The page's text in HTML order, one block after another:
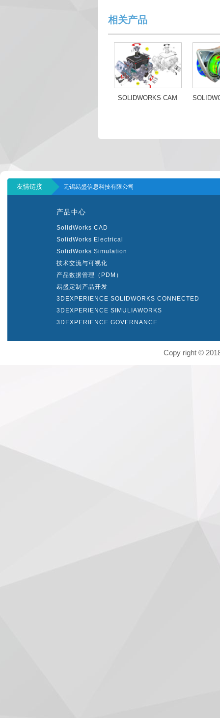
相关产品
SOLIDWORKS CAM
友情链接 无锡易盛信息科技有限公司
产品中心
SolidWorks CAD
SolidWorks Electrical
SolidWorks Simulation
技术交流与可视化
产品数据管理（PDM）
易盛定制产品开发
3DEXPERIENCE SOLIDWORKS CONNECTED
3DEXPERIENCE SIMULIAWORKS
3DEXPERIENCE GOVERNANCE
Copy right ©